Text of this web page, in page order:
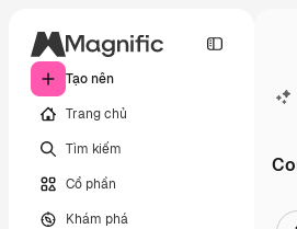
Tạo nên
Trang chủ
Tìm kiếm
Cổ phần
Khám phá